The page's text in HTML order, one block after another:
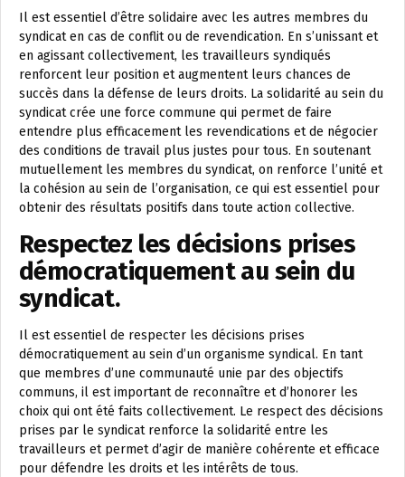
Il est essentiel d’être solidaire avec les autres membres du
syndicat en cas de conflit ou de revendication. En s’unissant et
en agissant collectivement, les travailleurs syndiqués
renforcent leur position et augmentent leurs chances de
succès dans la défense de leurs droits. La solidarité au sein du
syndicat crée une force commune qui permet de faire
entendre plus efficacement les revendications et de négocier
des conditions de travail plus justes pour tous. En soutenant
mutuellement les membres du syndicat, on renforce l’unité et
la cohésion au sein de l’organisation, ce qui est essentiel pour
obtenir des résultats positifs dans toute action collective.
Respectez les décisions prises
démocratiquement au sein du
syndicat.
Il est essentiel de respecter les décisions prises
démocratiquement au sein d’un organisme syndical. En tant
que membres d’une communauté unie par des objectifs
communs, il est important de reconnaître et d’honorer les
choix qui ont été faits collectivement. Le respect des décisions
prises par le syndicat renforce la solidarité entre les
travailleurs et permet d’agir de manière cohérente et efficace
pour défendre les droits et les intérêts de tous.